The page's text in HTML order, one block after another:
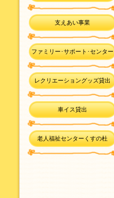
支えあい事業
ファミリー･サポート･センター
レクリエーショングッズ貸出
車イス貸出
老人福祉センターくすの杜